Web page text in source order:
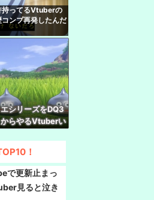
2000年代初頭く
…ちょっとセク
聞くやつやって
トwwwww
してしまう
2000年代のアニ
ｗｗ
持ってるVtuberの
ンプ再発したんだ
シリーズをDQ3
らやるVtuberい
！
で更新止まっ
見ると泣き